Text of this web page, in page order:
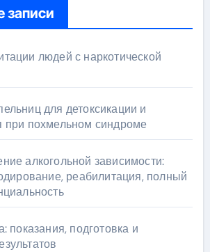
записи
людей с наркотической
для детоксикации и
при похмельном синдроме
алкогольной зависимости:
реабилитация, полный
показания, подготовка и